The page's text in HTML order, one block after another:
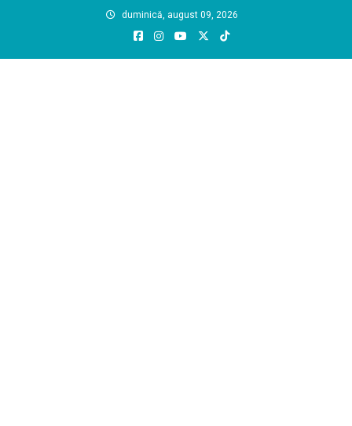
duminică, august 09, 2026